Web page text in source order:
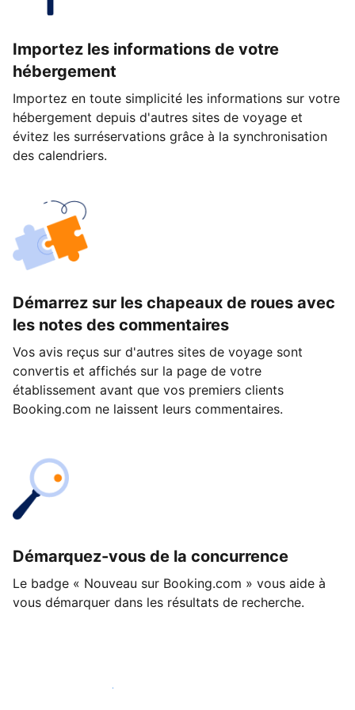
Importez les informations de votre
hébergement
Importez en toute simplicité les informations sur votre
hébergement depuis d'autres sites de voyage et
évitez les surréservations grâce à la synchronisation
des calendriers.
Démarrez sur les chapeaux de roues avec
les notes des commentaires
Vos avis reçus sur d'autres sites de voyage sont
convertis et affichés sur la page de votre
établissement avant que vos premiers clients
Booking.com ne laissent leurs commentaires.
Démarquez-vous de la concurrence
Le badge « Nouveau sur Booking.com » vous aide à
vous démarquer dans les résultats de recherche.
Lancez-vous dès aujourd'hui